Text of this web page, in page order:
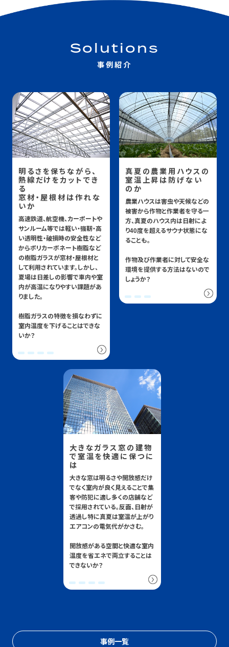
Solutions
事例紹介
明るさを保ちながら、
熱線だけをカットでき
る
窓材・屋根材は作れな
いか
高速鉄道、航空機、カーポートや
サンルーム等では軽い・強靭・高
い透明性・破損時の安全性など
からポリカーボネート樹脂など
の樹脂ガラスが窓材・屋根材と
して利用されています。しかし、
夏場は日差しの影響で車内や室
内が高温になりやすい課題があ
りました。
樹脂ガラスの特徴を損なわずに
室内温度を下げることはできな
いか？
真夏の農業用ハウスの
室温上昇は防げない
のか
農業ハウスは害虫や天候などの
被害から作物と作業者を守る一
方、真夏のハウス内は日射によ
り40度を超えるサウナ状態にな
ることも。
作物及び作業者に対して安全な
環境を提供する方法はないので
しょうか？
大きなガラス窓の建物
で室温を快適に保つに
は
大きな窓は明るさや開放感だけ
でなく室内が良く見えることで集
客や防犯に適し多くの店舗など
で採用されている。反面、日射が
透過し特に真夏は室温が上がり
エアコンの電気代がかさむ。
開放感がある空間と快適な室内
温度を省エネで両立することは
できないか？
事例一覧